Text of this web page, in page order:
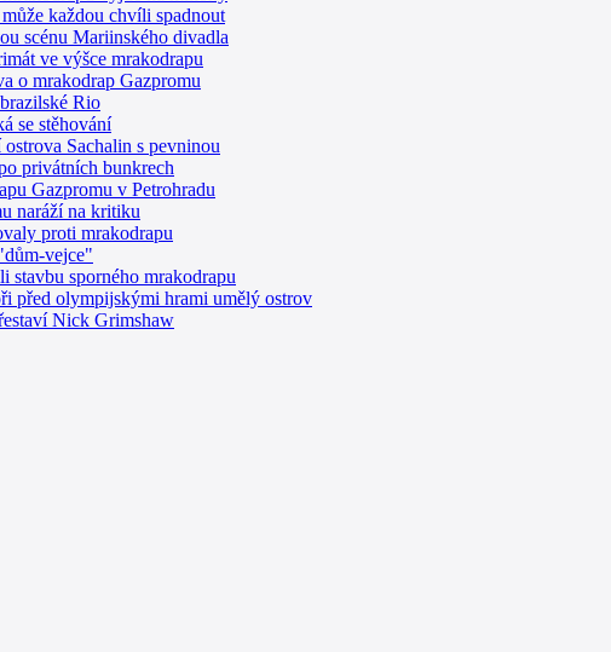
každou chvíli spadnout
scénu Mariinského divadla
ve výšce mrakodrapu
o mrakodrap Gazpromu
Rio
se stěhování
Sachalin s pevninou
privátních bunkrech
Gazpromu v Petrohradu
naráží na kritiku
proti mrakodrapu
vejce"
stavbu sporného mrakodrapu
před olympijskými hrami umělý ostrov
Nick Grimshaw